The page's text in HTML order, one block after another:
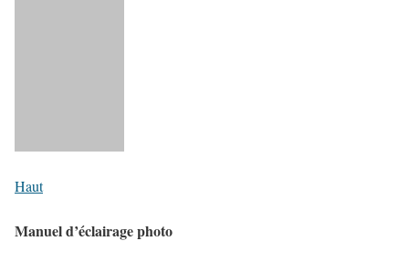
Haut
Manuel d’éclairage photo